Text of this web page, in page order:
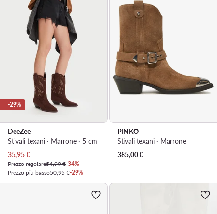
-29%
DeeZee
Stivali texani · Marrone · 5 cm
Prezzo attuale
35,95€
Prezzo regolare54,99 €-34%
Prezzo più basso50,95 €-29%
PINKO
Stivali texani · Marrone
385,00€